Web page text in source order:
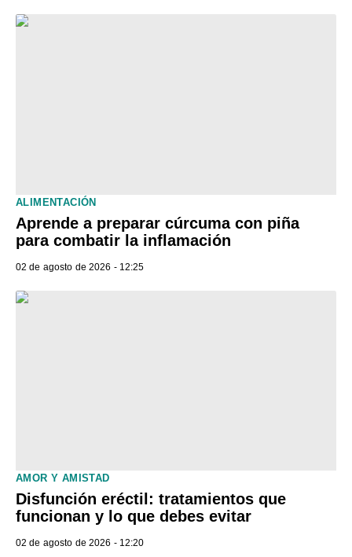
ALIMENTACIÓN
Aprende a preparar cúrcuma con piña
para combatir la inflamación
02 de agosto de 2026 - 12:25
AMOR Y AMISTAD
Disfunción eréctil: tratamientos que
funcionan y lo que debes evitar
02 de agosto de 2026 - 12:20